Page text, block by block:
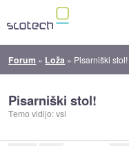
Forum » Loža » Pisarniški stol!
Pisarniški stol!
Temo vidijo: vsi